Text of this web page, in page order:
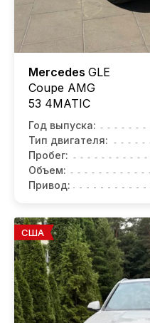
Mercedes GLE
Coupe AMG
53 4MATIC
Год выпуска:
Тип двигателя:
Пробег:
Объем:
Привод:
США